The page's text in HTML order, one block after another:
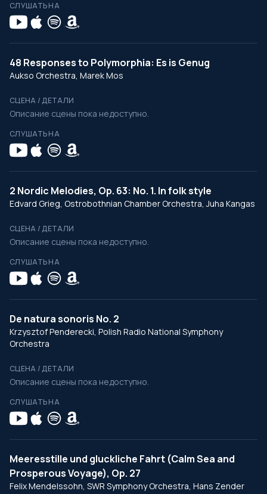
СЛУШАТЬ НА
48 Responses to Polymorphia: Es is Genug
Aukso Orchestra, Marek Mos
СЦЕНА / ДЕТАЛИ
Описание сцены пока недоступно.
СЛУШАТЬ НА
2 Nordic Melodies, Op. 63: No. 1. In folk style
Edvard Grieg, Ostrobothnian Chamber Orchestra, Juha Kangas
СЦЕНА / ДЕТАЛИ
Описание сцены пока недоступно.
СЛУШАТЬ НА
De natura sonoris No. 2
Krzysztof Penderecki, Polish Radio National Symphony
Orchestra
СЦЕНА / ДЕТАЛИ
Описание сцены пока недоступно.
СЛУШАТЬ НА
Meeresstille und gluckliche Fahrt (Calm Sea and
Prosperous Voyage), Op. 27
Felix Mendelssohn, SWR Symphony Orchestra, Hans Zender